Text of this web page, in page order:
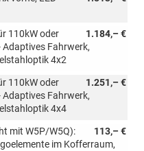
1.184,– €
110kW oder
Adaptives Fahrwerk,
4x2
1.251,– €
110kW oder
Adaptives Fahrwerk,
4x4
113,– €
mit W5P/W5Q):
im Kofferraum,